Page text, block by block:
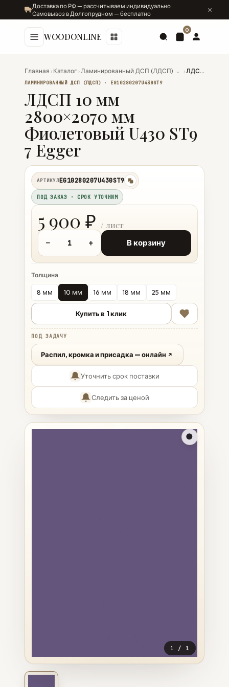
Доставка по РФ — рассчитываем индивидуально ·
Самовывоз в Долгопрудном — бесплатно
WOODONLINE
0
Главная › Каталог ›Ламинированный ДСП (ЛДСП) ⌄ › ЛДСП 10 мм 2800×2070 мм Фиолетовый U430 ST9 7 Egger
ЛАМИНИРОВАННЫЙ ДСП (ЛДСП) · EG10280207U430ST9
ЛДСП 10 мм
2800×2070 мм
Фиолетовый U430 ST9
7 Egger
1 / 1
АРТИКУЛEG10280207U430ST9
копировать
ПОД ЗАКАЗ · СРОК УТОЧНИМ
Толщина
8 мм 10 мм 16 мм 18 мм 25 мм
5 900 ₽
− + В корзину
Купить в 1 клик
ПОД ЗАДАЧУ
Распил, кромка и присадка — онлайн
Уточнить срок поставки
Следить за ценой